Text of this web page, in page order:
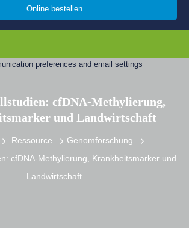
Online bestellen
cfDNA-Methylierung,
und Landwirtschaft
Ressource
Genomforschung
cfDNA-Methylierung, Krankheitsmarker und
Landwirtschaft